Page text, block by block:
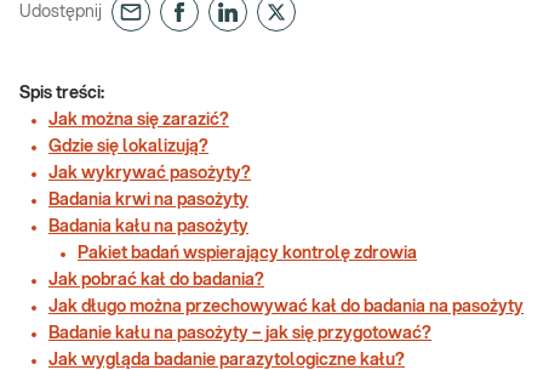
Udostępnij
Spis treści:
Jak można się zarazić?
Gdzie się lokalizują?
Jak wykrywać pasożyty?
Badania krwi na pasożyty
Badania kału na pasożyty
Pakiet badań wspierający kontrolę zdrowia
Jak pobrać kał do badania?
Jak długo można przechowywać kał do badania na pasożyty
Badanie kału na pasożyty – jak się przygotować?
Jak wygląda badanie parazytologiczne kału?